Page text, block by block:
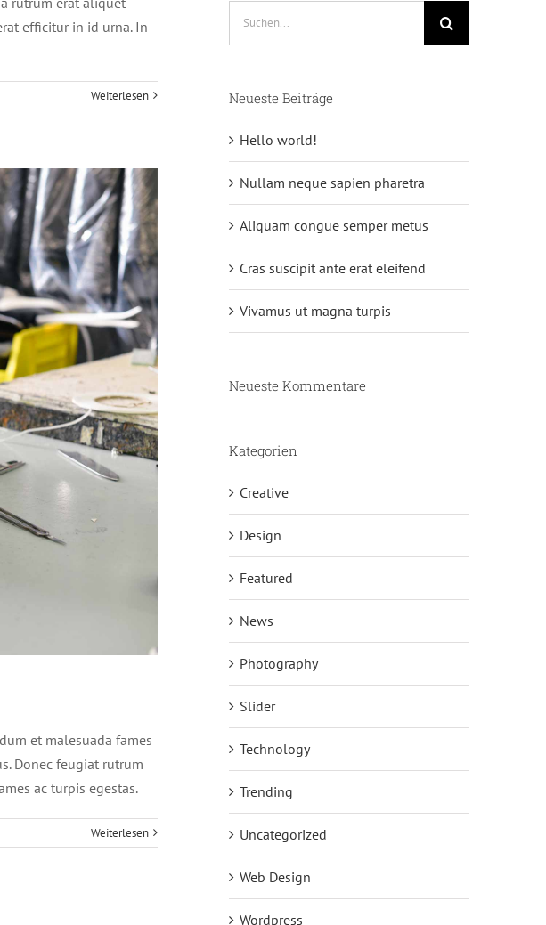
efficitur in id urna. In
Weiterlesen
et malesuada fames
Donec feugiat rutrum
ac turpis egestas.
Weiterlesen
Neueste Beiträge
Hello world!
Nullam neque sapien pharetra
Aliquam congue semper metus
Cras suscipit ante erat eleifend
Vivamus ut magna turpis
Neueste Kommentare
Kategorien
Creative
Design
Featured
News
Photography
Slider
Technology
Trending
Uncategorized
Web Design
Wordpress